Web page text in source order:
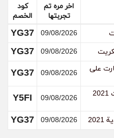
فيكتوريا سيكريت عن طريق
وقم بتزويدهم برقم الطلب،
اخر مره تم
تجربتها
كود
الخصم
09/08/2026
YG37
09/08/2026
YG37
على
09/08/2026
YG37
اكبر كود خصم فيكتوريا سيكريت 2021
09/08/2026
Y5FI
09/08/2026
YG37